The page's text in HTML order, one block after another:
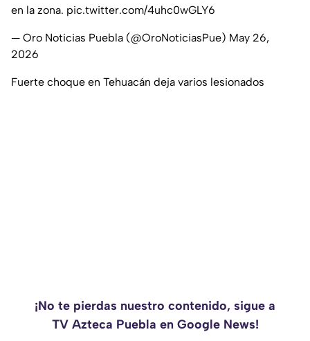
en la zona. pic.twitter.com/4uhc0wGLY6
— Oro Noticias Puebla (@OroNoticiasPue) May 26,
2026
Fuerte choque en Tehuacán deja varios lesionados
¡No te pierdas nuestro contenido, sigue a
TV Azteca Puebla en Google News!